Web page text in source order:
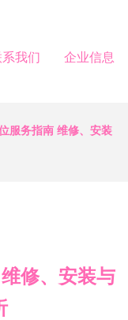
我们 企业信息
服务指南 维修、安装
修、安装与